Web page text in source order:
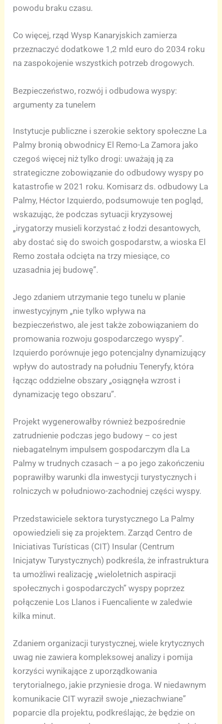
powodu braku czasu.
Co więcej, rząd Wysp Kanaryjskich zamierza
przeznaczyć dodatkowe 1,2 mld euro do 2034 roku
na zaspokojenie wszystkich potrzeb drogowych.
Bezpieczeństwo, rozwój i odbudowa wyspy:
argumenty za tunelem
Instytucje publiczne i szerokie sektory społeczne La
Palmy bronią obwodnicy El Remo-La Zamora jako
czegoś więcej niż tylko drogi: uważają ją za
strategiczne zobowiązanie do odbudowy wyspy po
katastrofie w 2021 roku. Komisarz ds. odbudowy La
Palmy, Héctor Izquierdo, podsumowuje ten pogląd,
wskazując, że podczas sytuacji kryzysowej
„irygatorzy musieli korzystać z łodzi desantowych,
aby dostać się do swoich gospodarstw, a wioska El
Remo została odcięta na trzy miesiące, co
uzasadnia jej budowę”.
Jego zdaniem utrzymanie tego tunelu w planie
inwestycyjnym „nie tylko wpływa na
bezpieczeństwo, ale jest także zobowiązaniem do
promowania rozwoju gospodarczego wyspy”.
Izquierdo porównuje jego potencjalny dynamizujący
wpływ do autostrady na południu Teneryfy, która
łącząc oddzielne obszary „osiągnęła wzrost i
dynamizację tego obszaru”.
Projekt wygenerowałby również bezpośrednie
zatrudnienie podczas jego budowy – co jest
niebagatelnym impulsem gospodarczym dla La
Palmy w trudnych czasach – a po jego zakończeniu
poprawiłby warunki dla inwestycji turystycznych i
rolniczych w południowo-zachodniej części wyspy.
Przedstawiciele sektora turystycznego La Palmy
opowiedzieli się za projektem. Zarząd Centro de
Iniciativas Turísticas (CIT) Insular (Centrum
Inicjatyw Turystycznych) podkreśla, że infrastruktura
ta umożliwi realizację „wieloletnich aspiracji
społecznych i gospodarczych” wyspy poprzez
połączenie Los Llanos i Fuencaliente w zaledwie
kilka minut.
Zdaniem organizacji turystycznej, wiele krytycznych
uwag nie zawiera kompleksowej analizy i pomija
korzyści wynikające z uporządkowania
terytorialnego, jakie przyniesie droga. W niedawnym
komunikacie CIT wyraził swoje „niezachwiane”
poparcie dla projektu, podkreślając, że będzie on